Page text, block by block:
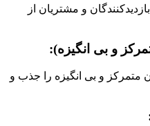
و مشتریان از
متمرکز و بی انگیزه را جذب و